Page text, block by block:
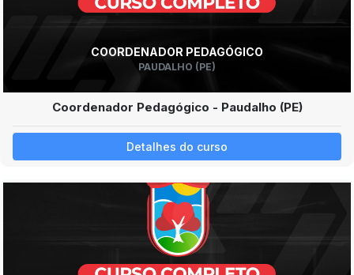
COORDENADOR PEDAGÓGICO
PAUDALHO (PE)
Coordenador Pedagógico - Paudalho (PE)
Detalhes do curso